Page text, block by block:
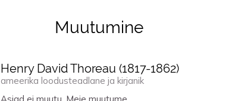
Muutumine
Henry David Thoreau (1817-1862)
ameerika loodusteadlane ja kirjanik
Asjad ei muutu. Meie muutume.